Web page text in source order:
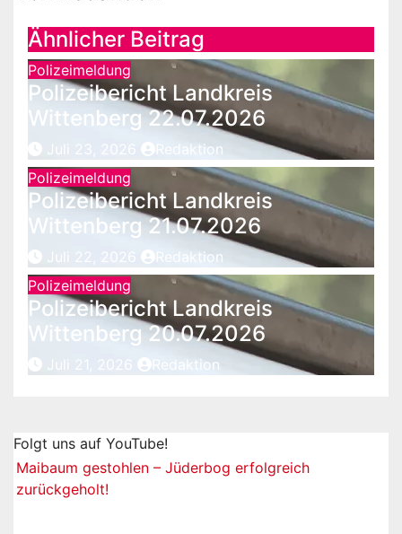
Ähnlicher Beitrag
Polizeimeldung
Polizeibericht Landkreis
Wittenberg 22.07.2026
Juli 23, 2026
Redaktion
Polizeimeldung
Polizeibericht Landkreis
Wittenberg 21.07.2026
Juli 22, 2026
Redaktion
Polizeimeldung
Polizeibericht Landkreis
Wittenberg 20.07.2026
Juli 21, 2026 Redaktion
Folgt uns auf YouTube!
Maibaum gestohlen – Jüderbog erfolgreich
zurückgeholt!